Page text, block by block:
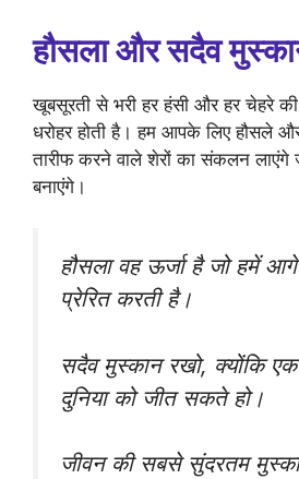
हौसला और सदैव
खूबसूरती से भरी हर हंसी और हर चेहरे
धरोहर होती है। हम आपके लिए हौसले
तारीफ करने वाले शेरों का संकलन
बनाएंगे।
हौसला वह ऊर्जा है जो हमें
प्रेरित करती है।
सदैव मुस्कान रखो, क्योंकि
दुनिया को जीत सकते हो।
जीवन की सबसे सुंदरतम